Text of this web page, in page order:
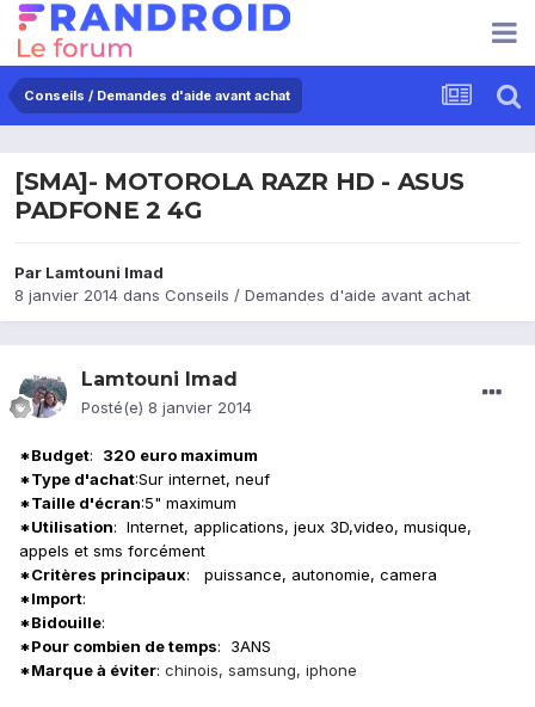
Conseils / Demandes d'aide avant achat
[SMA]- MOTOROLA RAZR HD - ASUS
PADFONE 2 4G
Par Lamtouni Imad
8 janvier 2014 dans Conseils / Demandes d'aide avant achat
Lamtouni Imad
Posté(e) 8 janvier 2014
*Budget: 320 euro maximum
*Type d'achat:Sur internet, neuf
*Taille d'écran:5" maximum
*Utilisation: Internet, applications, jeux 3D,video, musique,
appels et sms forcément
*Critères principaux: puissance, autonomie, camera
*Import:
*Bidouille:
*Pour combien de temps: 3ANS
*Marque à éviter: chinois, samsung, iphone